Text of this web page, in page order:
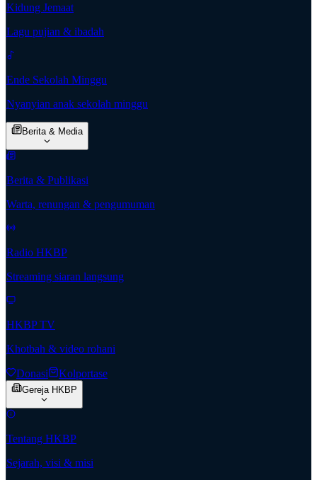
Kidung Jemaat
Lagu pujian & ibadah
Ende Sekolah Minggu
Nyanyian anak sekolah minggu
Berita & Media
Berita & Publikasi
Warta, renungan & pengumuman
Radio HKBP
Streaming siaran langsung
HKBP TV
Khotbah & video rohani
Donasi Kolportase
Gereja HKBP
Tentang HKBP
Sejarah, visi & misi